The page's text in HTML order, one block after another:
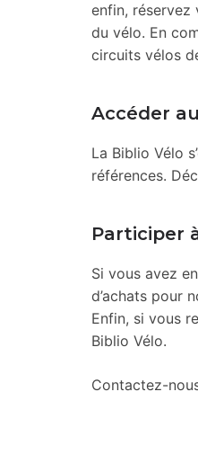
enfin, réservez
du vélo. En
circuits vélos
Accéder
La Biblio Vélo
références.
Participer
Si vous avez
d’achats pour
Enfin, si vous
Biblio Vélo.
Contactez-